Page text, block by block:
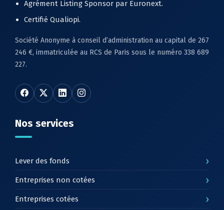
Agrément Listing Sponsor par Euronext.
Certifié Qualiopi.
Société Anonyme à conseil d’administration au capital de 267
246 €, immatriculée au RCS de Paris sous le numéro 338 689
227.
Nos services
Lever des fonds ›
Entreprises non cotées ›
Entreprises cotées ›